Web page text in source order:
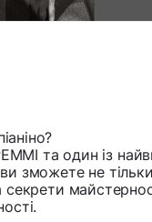
та один із
зможете не